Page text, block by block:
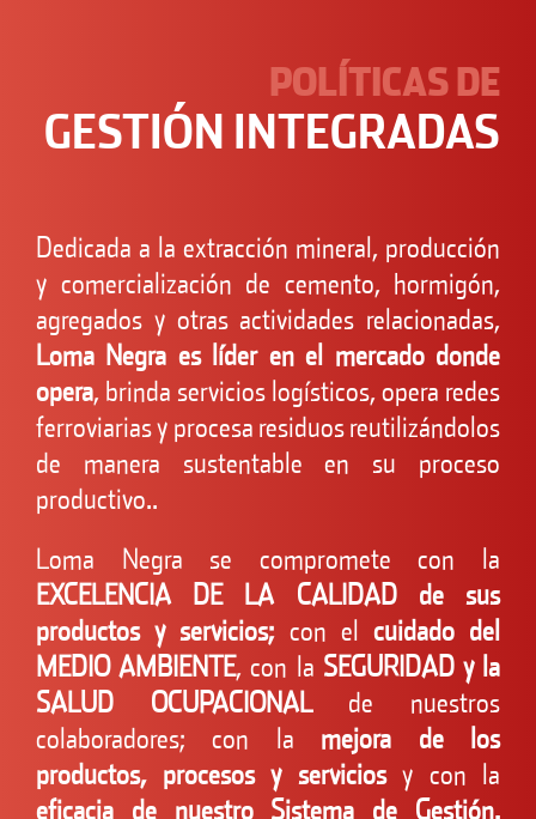
POLÍTICAS DE
GESTIÓN INTEGRADAS
Dedicada a la extracción mineral, producción
y comercialización de cemento, hormigón,
agregados y otras actividades relacionadas,
Loma Negra es líder en el mercado donde
opera, brinda servicios logísticos, opera redes
ferroviarias y procesa residuos reutilizándolos
de manera sustentable en su proceso
productivo..
Loma Negra se compromete con la
EXCELENCIA DE LA CALIDAD de sus
productos y servicios;con el cuidado del
MEDIO AMBIENTE, con la SEGURIDAD y la
SALUD OCUPACIONALde nuestros
colaboradores; con la mejora de los
productos, procesos y serviciosy con la
eficacia de nuestro Sistema de Gestión.